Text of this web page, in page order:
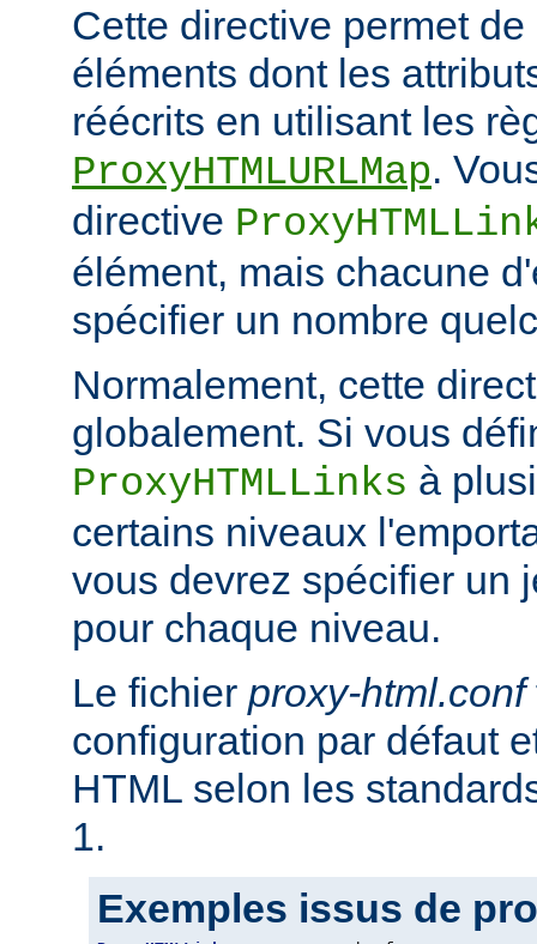
Cette directive permet
éléments dont les
réécrits en utilisant les
ProxyHTMLURLMap.
directive
élément, mais chacune
spécifier un nombre
Normalement, cette
globalement. Si vous
ProxyHTMLLinks à
certains niveaux
vous devrez spécifier un
pour chaque niveau.
Le fichier proxy-html.conf
configuration par défaut
HTML selon les
1.
Exemples issus de